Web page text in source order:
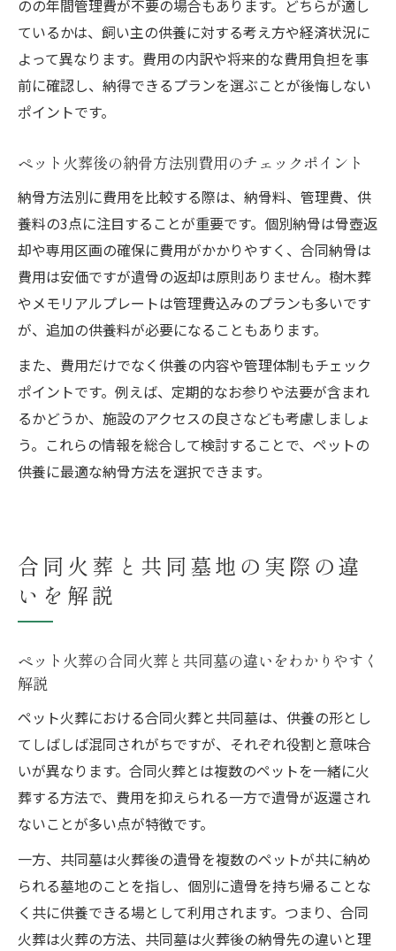
のの年間管理費が不要の場合もあります。どちらが適し
ているかは、飼い主の供養に対する考え方や経済状況に
よって異なります。費用の内訳や将来的な費用負担を事
前に確認し、納得できるプランを選ぶことが後悔しない
ポイントです。
ペット火葬後の納骨方法別費用のチェックポイント
納骨方法別に費用を比較する際は、納骨料、管理費、供
養料の3点に注目することが重要です。個別納骨は骨壺返
却や専用区画の確保に費用がかかりやすく、合同納骨は
費用は安価ですが遺骨の返却は原則ありません。樹木葬
やメモリアルプレートは管理費込みのプランも多いです
が、追加の供養料が必要になることもあります。
また、費用だけでなく供養の内容や管理体制もチェック
ポイントです。例えば、定期的なお参りや法要が含まれ
るかどうか、施設のアクセスの良さなども考慮しましょ
う。これらの情報を総合して検討することで、ペットの
供養に最適な納骨方法を選択できます。
合同火葬と共同墓地の実際の違
いを解説
ペット火葬の合同火葬と共同墓の違いをわかりやすく
解説
ペット火葬における合同火葬と共同墓は、供養の形とし
てしばしば混同されがちですが、それぞれ役割と意味合
いが異なります。合同火葬とは複数のペットを一緒に火
葬する方法で、費用を抑えられる一方で遺骨が返還され
ないことが多い点が特徴です。
一方、共同墓は火葬後の遺骨を複数のペットが共に納め
られる墓地のことを指し、個別に遺骨を持ち帰ることな
く共に供養できる場として利用されます。つまり、合同
火葬は火葬の方法、共同墓は火葬後の納骨先の違いと理